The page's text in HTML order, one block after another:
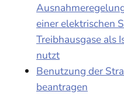
einer elektrischen
Treibhausgase als
nutzt
Benutzung der
beantragen